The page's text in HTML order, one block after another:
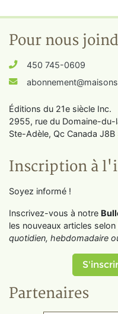
Pour nous
450 745-0609
Éditions du 21e siècle Inc.
2955, rue du Domaine-du-
Ste-Adèle, Qc Canada J8B
Inscription à
Soyez informé !
Inscrivez-vous à notre
les nouveaux articles
quotidien, hebdomadaire
Partenaires